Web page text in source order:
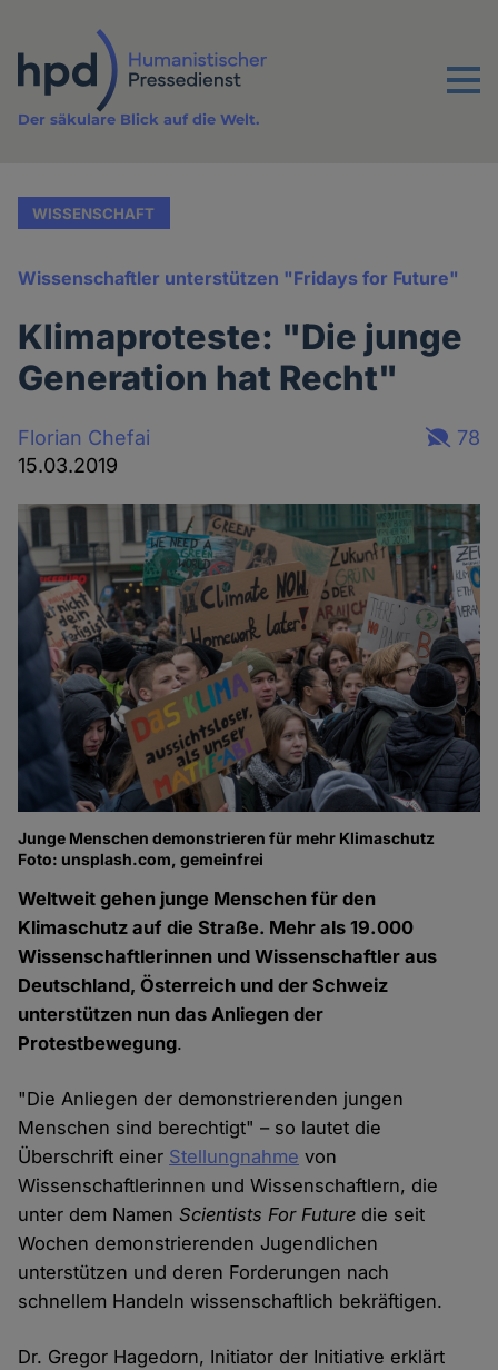
Inhalt
Menu
Der säkulare Blick auf die Welt.
WISSENSCHAFT
Wissenschaftler unterstützen "Fridays for Future"
Klimaproteste: "Die junge
Generation hat Recht"
Florian Chefai
15.03.2019
78
Junge Menschen demonstrieren für mehr Klimaschutz
Foto: unsplash.com, gemeinfrei
Weltweit gehen junge Menschen für den
Klimaschutz auf die Straße. Mehr als 19.000
Wissenschaftlerinnen und Wissenschaftler aus
Deutschland, Österreich und der Schweiz
unterstützen nun das Anliegen der
Protestbewegung.
"Die Anliegen der demonstrierenden jungen
Menschen sind berechtigt" – so lautet die
Überschrift einer Stellungnahme von
Wissenschaftlerinnen und Wissenschaftlern, die
unter dem NamenScientists For Future die seit
Wochen demonstrierenden Jugendlichen
unterstützen und deren Forderungen nach
schnellem Handeln wissenschaftlich bekräftigen.
Dr. Gregor Hagedorn, Initiator der Initiative erklärt